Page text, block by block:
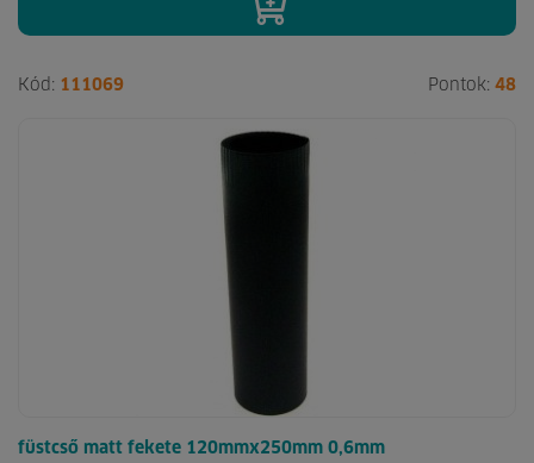
Kód: 111069 Pontok: 48
füstcső matt fekete 120mmx250mm 0,6mm